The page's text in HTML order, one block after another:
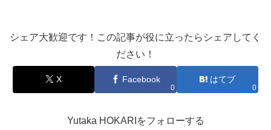
シェア大歓迎です！この記事が役に立ったらシェアしてく
ださい！
X Facebook
0
はてブ
0
Yutaka HOKARIをフォローする